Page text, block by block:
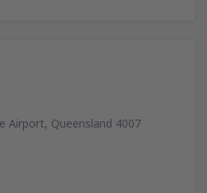
Airport, Queensland 4007